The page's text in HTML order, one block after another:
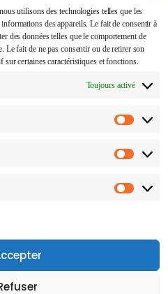
utilisons des technologies telles que les
des appareils. Le fait de consentir à
des données telles que le comportement de
Le fait de ne pas consentir ou de retirer son
sur certaines caractéristiques et fonctions.
Toujours activé
de voyage
Haut-de-France,